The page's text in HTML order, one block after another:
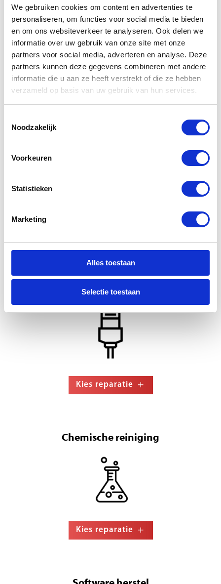
We gebruiken cookies om content en advertenties te
personaliseren, om functies voor social media te bieden
en om ons websiteverkeer te analyseren. Ook delen we
informatie over uw gebruik van onze site met onze
partners voor social media, adverteren en analyse. Deze
partners kunnen deze gegevens combineren met andere
informatie die u aan ze heeft verstrekt of die ze hebben
verzameld op basis van uw gebruik van hun services.
Noodzakelijk
Voorkeuren
Statistieken
Marketing
Alles toestaan
Selectie toestaan
Kies reparatie
USB-C Aansluiting /
Oplaadpunt
Kies reparatie
Chemische reiniging
Kies reparatie